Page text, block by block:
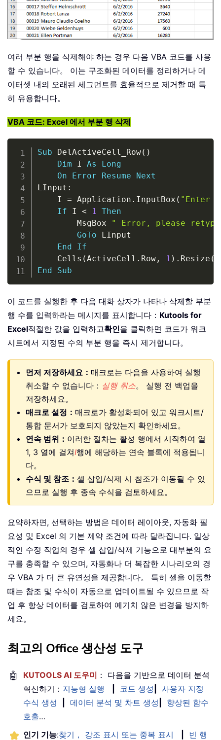
여러 부분 행을 삭제해야 하는 경우 다음 VBA 코드를 사용
할 수 있습니다。 이는 구조화된 데이터를 정리하거나 데
이터셋 내의 오래된 세그먼트를 효율적으로 제거할 때 특
히 유용합니다。
VBA 코드: Excel 에서 부분 행 삭제
Sub DelActiveCell_Row( )
Dim I As
Long
On
Error Resume
Next
LInput :
    I
= Application . InputBox ( "Enter
If I < 1 Then
        MsgBox
" Error, please
GoTo LInput
End
If
    Cells
(ActiveCell . Row, 1 ) . Resize (
End
Sub
이 코드를 실행한 후 다음 대화 상자가 나타나 삭제할 부분
행 수를 입력하라는 메시지를 표시합니다： Kutools for
Excel적절한 값을 입력하고확인을 클릭하면 코드가 워크
시트에서 지정된 수의 부분 행을 즉시 제거합니다。
먼저 저장하세요： 매크로는 다음을 사용하여 실행
취소할 수 없습니다： 실행 취소。 실행 전 백업을
저장하세요。
매크로 설정： 매크로가 활성화되어 있고 워크시트/
통합 문서가 보호되지 않았는지 확인하세요。
연속 범위： 이러한 절차는 활성 행에서 시작하여 열
1, 3 열에 걸쳐I행에 해당하는 연속 블록에 적용됩니
다。
수식 및 참조： 셀 삽입/삭제 시 참조가 이동될 수 있
으므로 실행 후 종속 수식을 검토하세요。
요약하자면, 선택하는 방법은 데이터 레이아웃, 자동화 필
요성 및 Excel 의 기본 제약 조건에 따라 달라집니다. 일상
적인 수정 작업의 경우 셀 삽입/삭제 기능으로 대부분의 요
구를 충족할 수 있으며, 자동화나 더 복잡한 시나리오의 경
우 VBA 가 더 큰 유연성을 제공합니다。 특히 셀을 이동할
때는 참조 및 수식이 자동으로 업데이트될 수 있으므로 작
업 후 항상 데이터를 검토하여 예기치 않은 변경을 방지하
세요。
최고의 Office 생산성 도구
🤖 KUTOOLS AI 도우미 ： 다음을 기반으로 데이터 분석
혁신하기： 지능형 실행 코드 생성
사용자 지정
수식 생성
데이터 분석 및 차트 생성
향상된 함수
호출…
인기 기능:찾기， 강조 표시 또는 중복 표시
빈 행